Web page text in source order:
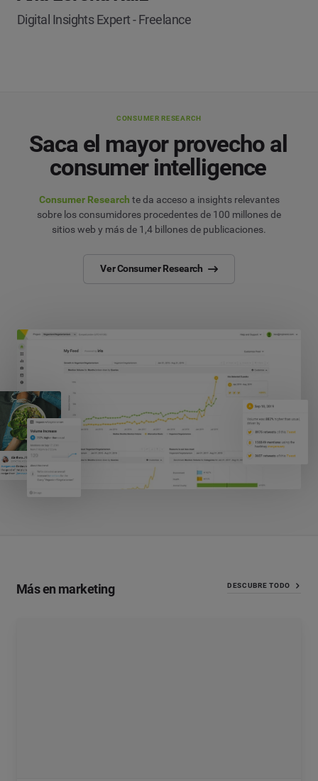
Digital Insights Expert - Freelance
CONSUMER RESEARCH
Saca el mayor provecho al
consumer intelligence
Consumer Research te da acceso a insights relevantes
sobre los consumidores procedentes de 100 millones de
sitios web y más de 1,4 billones de publicaciones.
Ver Consumer Research
Más en marketing DESCUBRE TODO